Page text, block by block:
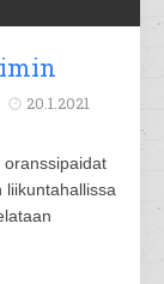
20.1.2021
oranssipaidat
liikuntahallissa